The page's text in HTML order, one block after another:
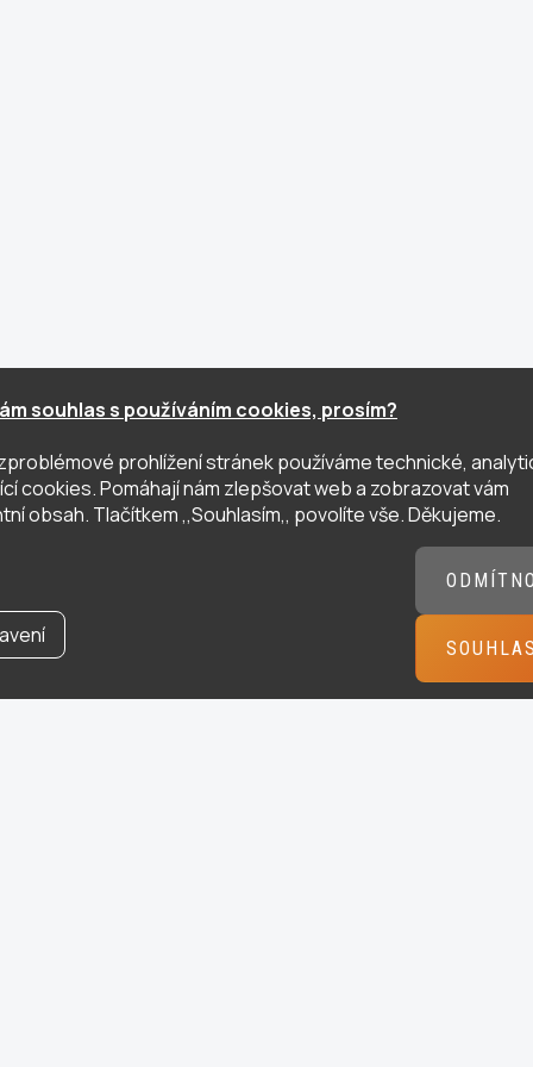
souhlas s používáním cookies, prosím?
prohlížení stránek používáme technické,
cookies. Pomáhají nám zlepšovat web a zobrazovat vám
obsah. Tlačítkem ,,Souhlasím,, povolíte vše. Děkujeme.